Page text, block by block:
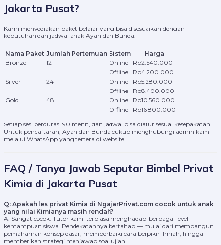
Jakarta Pusat?
Kami menyediakan paket belajar yang bisa disesuaikan dengan
kebutuhan dan jadwal anak Ayah dan Bunda:
Nama Paket Jumlah Pertemuan Sistem
Harga
Bronze
12 Online
Rp2.640.000
Offline
Rp4.200.000
Silver
24 Online
Rp5.280.000
Offline
Rp8.400.000
Gold
48 Online
Rp10.560.000
Offline
Rp16.800.000
Setiap sesi berdurasi 90 menit, dan jadwal bisa diatur sesuai kesepakatan.
Untuk pendaftaran, Ayah dan Bunda cukup menghubungi admin kami
melalui WhatsApp yang tertera di website.
FAQ / Tanya Jawab Seputar Bimbel Privat
Kimia di Jakarta Pusat
Q: Apakah les privat Kimia di NgajarPrivat.com cocok untuk anak
yang nilai Kimianya masih rendah?
A: Sangat cocok. Tutor kami terbiasa menghadapi berbagai level
kemampuan siswa. Pendekatannya bertahap — mulai dari membangun
pemahaman konsep dasar, memperbaiki cara berpikir ilmiah, hingga
memberikan strategi menjawab soal ujian.